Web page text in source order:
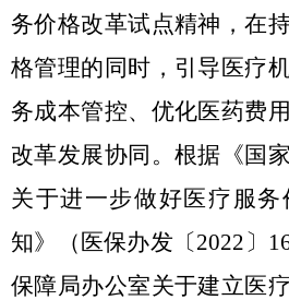
务价格改革试点精神，在
格管理的同时，引导医疗
务成本管控、优化医药费
改革发展协同。根据《国
关于进一步做好医疗服
知》（医保办发〔2022〕
保障局办公室关于建立医